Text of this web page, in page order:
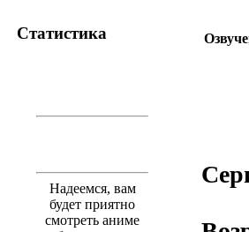
Статистика
Надеемся, вам
будет приятно
смотреть аниме